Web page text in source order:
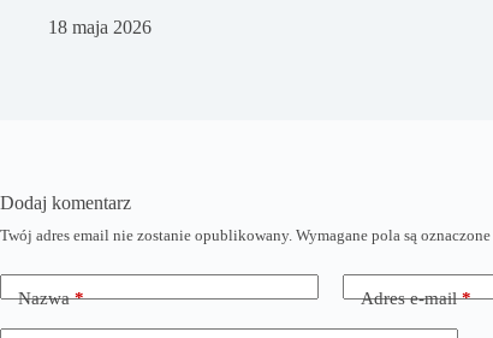
18 maja 2026
Dodaj komentarz
Twój adres email nie zostanie opublikowany. Wymagane pola są oznaczone
Nazwa* Adres e-mail*